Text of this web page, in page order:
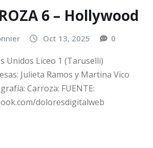
6 – Hollywood
Oct 13, 2025 0
Unidos Liceo 1 (Taruselli)
Julieta Ramos y Martina Vico
Carroza: FUENTE:
doloresdigitalweb